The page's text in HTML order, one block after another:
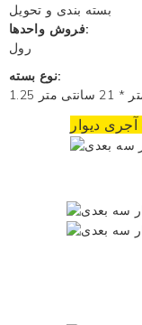
بسته بندی و تحویل
فروش واحدها:
رول
نوع بسته: